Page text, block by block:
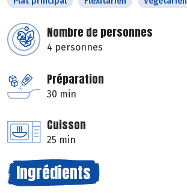
Nombre de personnes
4 personnes
Préparation
30 min
Cuisson
25 min
Ingrédients